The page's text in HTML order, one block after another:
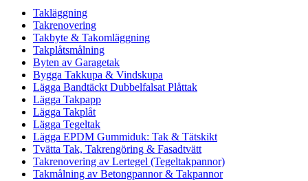
Takläggning
Takrenovering
Takbyte & Takomläggning
Takplåtsmålning
Byten av Garagetak
Bygga Takkupa & Vindskupa
Lägga Bandtäckt Dubbelfalsat Plåttak
Lägga Takpapp
Lägga Takplåt
Lägga Tegeltak
Lägga EPDM Gummiduk: Tak & Tätskikt
Tvätta Tak, Takrengöring & Fasadtvätt
Takrenovering av Lertegel (Tegeltakpannor)
Takmålning av Betongpannor & Takpannor